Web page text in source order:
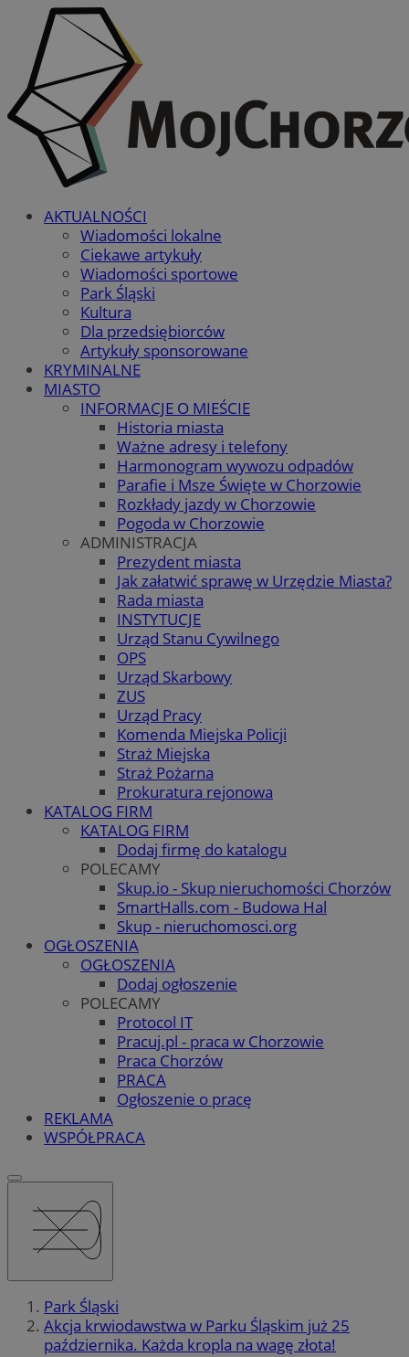
AKTUALNOŚCI
Wiadomości lokalne
Ciekawe artykuły
Wiadomości sportowe
Park Śląski
Kultura
Dla przedsiębiorców
Artykuły sponsorowane
KRYMINALNE
MIASTO
INFORMACJE O MIEŚCIE
Historia miasta
Ważne adresy i telefony
Harmonogram wywozu odpadów
Parafie i Msze Święte w Chorzowie
Rozkłady jazdy w Chorzowie
Pogoda w Chorzowie
ADMINISTRACJA
Prezydent miasta
Jak załatwić sprawę w Urzędzie Miasta?
Rada miasta
INSTYTUCJE
Urząd Stanu Cywilnego
OPS
Urząd Skarbowy
ZUS
Urząd Pracy
Komenda Miejska Policji
Straż Miejska
Straż Pożarna
Prokuratura rejonowa
KATALOG FIRM
KATALOG FIRM
Dodaj firmę do katalogu
POLECAMY
Skup.io - Skup nieruchomości Chorzów
SmartHalls.com - Budowa Hal
Skup - nieruchomosci.org
OGŁOSZENIA
OGŁOSZENIA
Dodaj ogłoszenie
POLECAMY
Protocol IT
Pracuj.pl - praca w Chorzowie
Praca Chorzów
PRACA
Ogłoszenie o pracę
REKLAMA
WSPÓŁPRACA
Park Śląski
Akcja krwiodawstwa w Parku Śląskim już 25
października. Każda kropla na wagę złota!